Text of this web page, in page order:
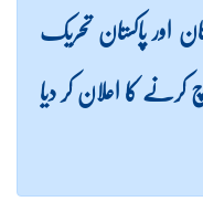
اور پاکستان تحریک
کرنے کا اعلان کر دیا